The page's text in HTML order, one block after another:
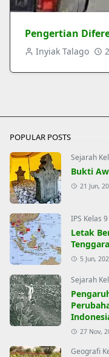
Pengertian
Inyiak Talago
POPULAR POSTS
Sejarah
Bukti
21 Jun,
IPS Kelas 9
Letak
Tenggara
5 Jun,
Sejarah
27 Nov,
Geografi